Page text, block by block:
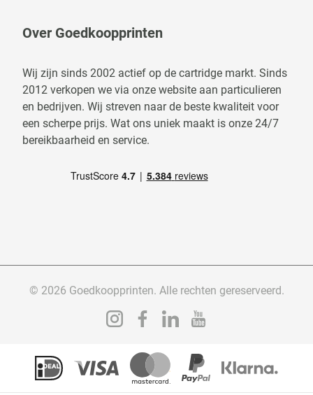
Over Goedkoopprinten
Wij zijn sinds 2002 actief op de cartridge markt. Sinds
2012 verkopen we via onze website aan particulieren
en bedrijven. Wij streven naar de beste kwaliteit voor
een scherpe prijs. Wat ons uniek maakt is onze 24/7
bereikbaarheid en service.
© 2026 Goedkoopprinten. Alle rechten gereserveerd.